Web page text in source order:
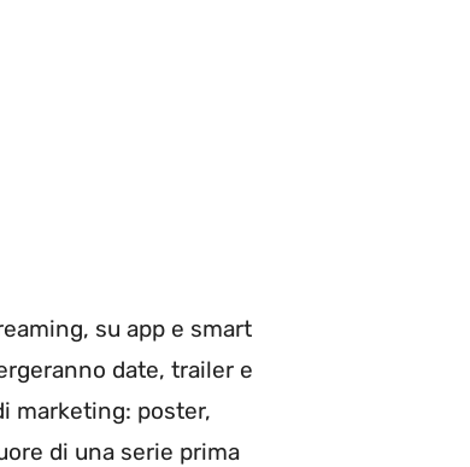
su app e smart
date, trailer e
marketing: poster,
di una serie prima